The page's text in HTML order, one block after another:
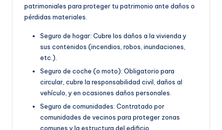
patrimoniales para proteger tu patrimonio ante daños o
pérdidas materiales.
Seguro de hogar: Cubre los daños a la vivienda y
sus contenidos (incendios, robos, inundaciones,
etc.).
Seguro de coche (o moto): Obligatorio para
circular, cubre la responsabilidad civil, daños al
vehículo, y en ocasiones daños personales.
Seguro de comunidades: Contratado por
comunidades de vecinos para proteger zonas
comunes y la estructura del edificio.